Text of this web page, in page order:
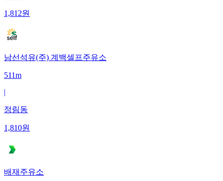
1,812원
남선석유(주) 계백셀프주유소
511m
|
정림동
1,810원
배재주유소